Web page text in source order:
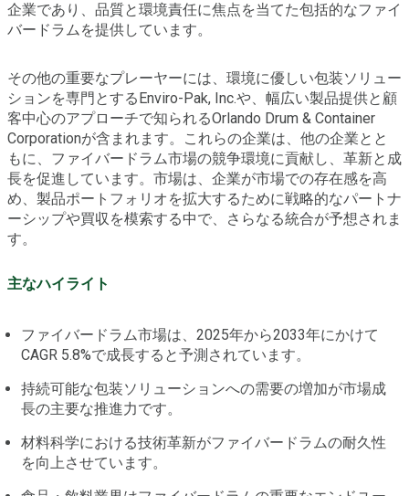
企業であり、品質と環境責任に焦点を当てた包括的なファイ
バードラムを提供しています。
その他の重要なプレーヤーには、環境に優しい包装ソリュー
ションを専門とするEnviro-Pak, Inc.や、幅広い製品提供と顧
客中心のアプローチで知られるOrlando Drum & Container
Corporationが含まれます。これらの企業は、他の企業とと
もに、ファイバードラム市場の競争環境に貢献し、革新と成
長を促進しています。市場は、企業が市場での存在感を高
め、製品ポートフォリオを拡大するために戦略的なパートナ
ーシップや買収を模索する中で、さらなる統合が予想されま
す。
主なハイライト
ファイバードラム市場は、2025年から2033年にかけて
CAGR 5.8%で成長すると予測されています。
持続可能な包装ソリューションへの需要の増加が市場成
長の主要な推進力です。
材料科学における技術革新がファイバードラムの耐久性
を向上させています。